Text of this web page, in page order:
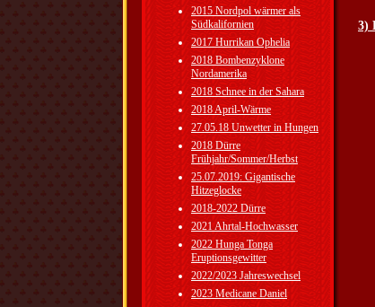
2015 Nordpol wärmer als
Südkalifornien
2017 Hurrikan Ophelia
2018 Bombenzyklone
Nordamerika
2018 Schnee in der Sahara
2018 April-Wärme
27.05.18 Unwetter in Hungen
2018 Dürre
Frühjahr/Sommer/Herbst
25.07.2019: Gigantische
Hitzeglocke
2018-2022 Dürre
2021 Ahrtal-Hochwasser
2022 Hunga Tonga
Eruptionsgewitter
2022/2023 Jahreswechsel
2023 Medicane Daniel
3)